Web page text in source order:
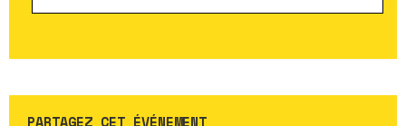
PARTAGEZ CET ÉVÉNEMENT